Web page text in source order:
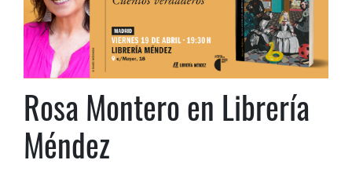
Rosa Montero en Librería
Méndez